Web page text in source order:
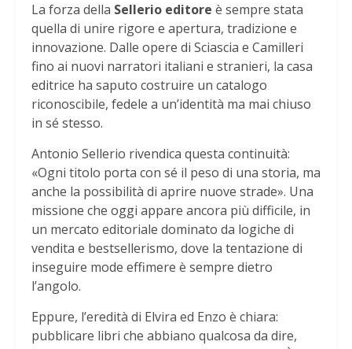
La forza della Sellerio editore è sempre stata
quella di unire rigore e apertura, tradizione e
innovazione. Dalle opere di Sciascia e Camilleri
fino ai nuovi narratori italiani e stranieri, la casa
editrice ha saputo costruire un catalogo
riconoscibile, fedele a un’identità ma mai chiuso
in sé stesso.
Antonio Sellerio rivendica questa continuità:
«Ogni titolo porta con sé il peso di una storia, ma
anche la possibilità di aprire nuove strade». Una
missione che oggi appare ancora più difficile, in
un mercato editoriale dominato da logiche di
vendita e bestsellerismo, dove la tentazione di
inseguire mode effimere è sempre dietro
l’angolo.
Eppure, l’eredità di Elvira ed Enzo è chiara:
pubblicare libri che abbiano qualcosa da dire,